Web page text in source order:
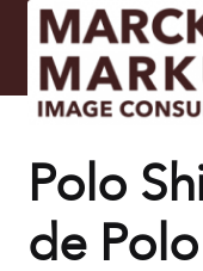
home
Formación
Inicio /Estilismo/
Polo
de